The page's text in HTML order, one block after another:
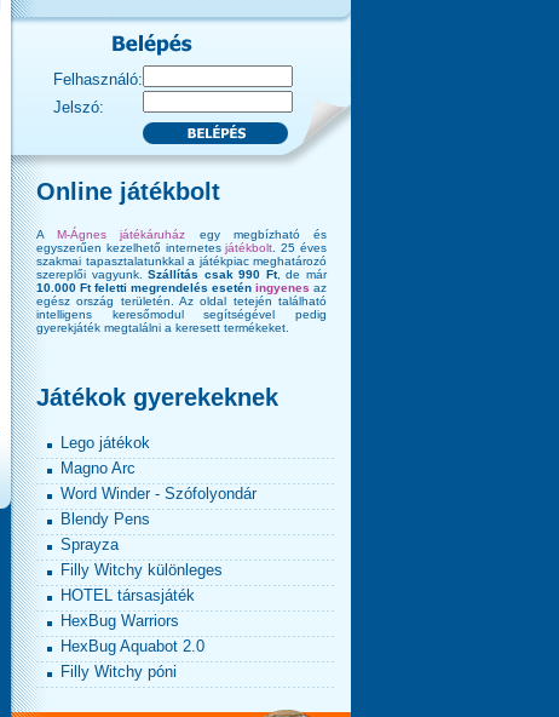
Felhasználó:
Jelszó:
Online játékbolt
AM-Ágnes játékáruház egy megbízható és
egyszerűen kezelhető internetesjátékbolt . 25 éves
szakmai tapasztalatunkkal a játékpiac meghatározó
szereplői vagyunk.Szállítás csak 990 Ft, de már
10.000 Ft feletti megrendelés esetén ingyenes az
egész ország területén. Az oldal tetején található
intelligens keresőmodul segítségével pedig
gyerekjáték megtalálni a keresett termékeket.
Játékok gyerekeknek
Lego játékok
Magno Arc
Word Winder - Szófolyondár
Blendy Pens
Sprayza
Filly Witchy különleges
HOTEL társasjáték
HexBug Warriors
HexBug Aquabot 2.0
Filly Witchy póni